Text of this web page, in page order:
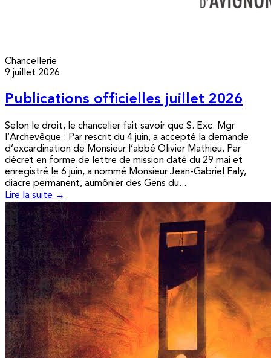
Chancellerie
9 juillet 2026
Publications officielles juillet 2026
Selon le droit, le chancelier fait savoir que S. Exc. Mgr
l’Archevêque : Par rescrit du 4 juin, a accepté la demande
d’excardination de Monsieur l’abbé Olivier Mathieu. Par
décret en forme de lettre de mission daté du 29 mai et
enregistré le 6 juin, a nommé Monsieur Jean-Gabriel Faly,
diacre permanent, aumônier des Gens du...
Lire la suite →